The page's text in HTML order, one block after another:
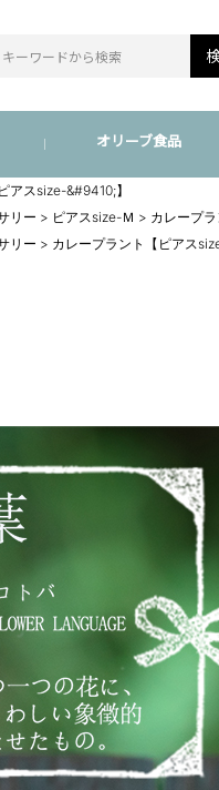
オリーブ食品
アスsize-&#9410;】
リー ピアスsize-Ｍ
カレープ
リー カレープラント【ピアス